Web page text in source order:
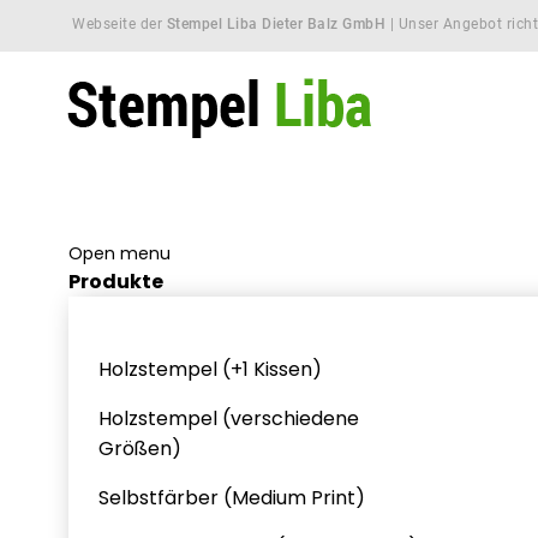
Webseite der Stempel Liba Dieter Balz GmbH | Unser Angebot
Open menu
Produkte
Holzstempel (+1 Kissen)
Holzstempel (verschiedene
Größen)
Selbstfärber (Medium Print)